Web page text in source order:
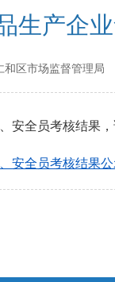
生产企
和区市场监督管理局
安全员考核结果
安全员考核结果